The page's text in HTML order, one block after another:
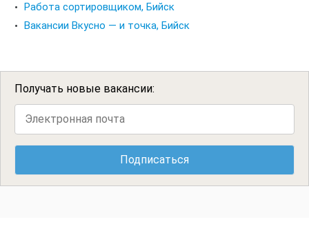
Работа сортировщиком, Бийск
Вакансии Вкусно — и точка, Бийск
Получать новые вакансии: